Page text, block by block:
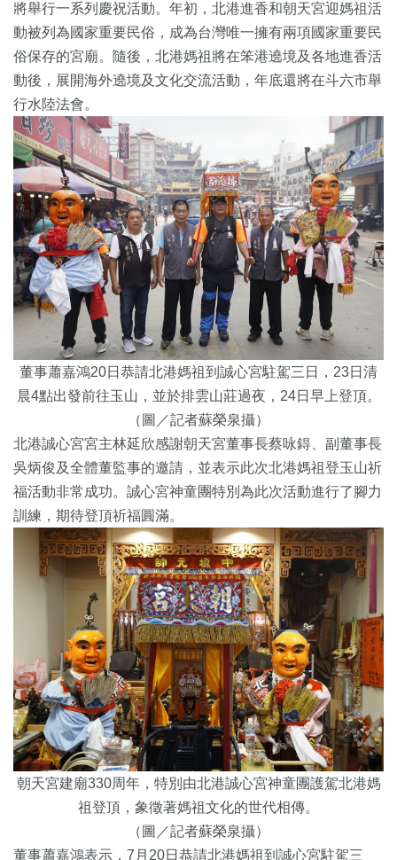
將舉行一系列慶祝活動。年初，北港進香和朝天宮迎媽祖活
動被列為國家重要民俗，成為台灣唯一擁有兩項國家重要民
俗保存的宮廟。隨後，北港媽祖將在笨港遶境及各地進香活
動後，展開海外遶境及文化交流活動，年底還將在斗六市舉
行水陸法會。
董事蕭嘉鴻20日恭請北港媽祖到誠心宮駐駕三日，23日清
晨4點出發前往玉山，並於排雲山莊過夜，24日早上登頂。
（圖／記者蘇榮泉攝）
北港誠心宮宮主林延欣感謝朝天宮董事長蔡咏鍀、副董事長
吳炳俊及全體董監事的邀請，並表示此次北港媽祖登玉山祈
福活動非常成功。誠心宮神童團特別為此次活動進行了腳力
訓練，期待登頂祈福圓滿。
朝天宮建廟330周年，特別由北港誠心宮神童團護駕北港媽
祖登頂，象徵著媽祖文化的世代相傳。
（圖／記者蘇榮泉攝）
董事蕭嘉鴻表示，7月20日恭請北港媽祖到誠心宮駐駕三